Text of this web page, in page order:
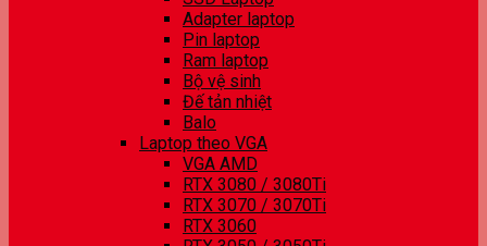
Adapter laptop
Pin laptop
Ram laptop
Bộ vệ sinh
Đế tản nhiệt
Balo
Laptop theo VGA
VGA AMD
RTX 3080 / 3080Ti
RTX 3070 / 3070Ti
RTX 3060